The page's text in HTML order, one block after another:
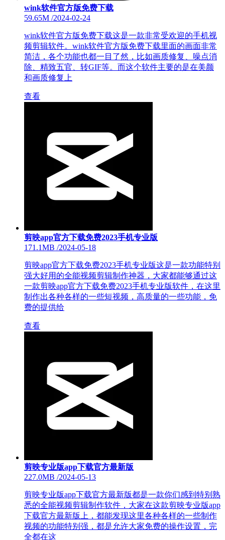
wink软件官方版免费下载
59.65M /2024-02-24
wink软件官方版免费下载这是一款非常受欢迎的手机视
频剪辑软件。wink软件官方版免费下载里面的画面非常
简洁，各个功能也都一目了然，比如画质修复、噪点消
除、精致五官、转GIF等。而这个软件主要的是在美颜
和画质修复上
查看
剪映app官方下载免费2023手机专业版
171.1MB /2024-05-18
剪映app官方下载免费2023手机专业版这是一款功能特别
强大好用的全能视频剪辑制作神器，大家都能够通过这
一款剪映app官方下载免费2023手机专业版软件，在这里
制作出各种各样的一些短视频，高质量的一些功能，免
费的提供给
查看
剪映专业版app下载官方最新版
227.0MB /2024-05-13
剪映专业版app下载官方最新版都是一款你们感到特别熟
悉的全能视频剪辑制作软件，大家在这款剪映专业版app
下载官方最新版上，都能发现这里各种各样的一些制作
视频的功能特别强，都是允许大家免费的操作设置，完
全都在这